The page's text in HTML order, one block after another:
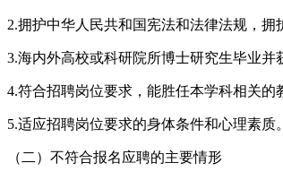
2.拥护中华人民共和国宪法和法律法规，拥
3.海内外高校或科研院所博士研究生毕业并
4.符合招聘岗位要求，能胜任本学科相关的
5.适应招聘岗位要求的身体条件和心理素质。
（二）不符合报名应聘的主要情形